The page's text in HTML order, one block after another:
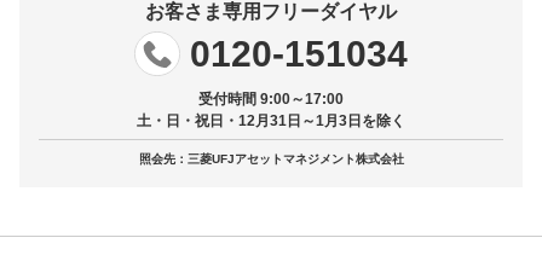
お客さま専用フリーダイヤル
0120-151034
受付時間 9:00～17:00
土・日・祝日・12月31日～1月3日を除く
照会先：三菱UFJアセットマネジメント株式会社